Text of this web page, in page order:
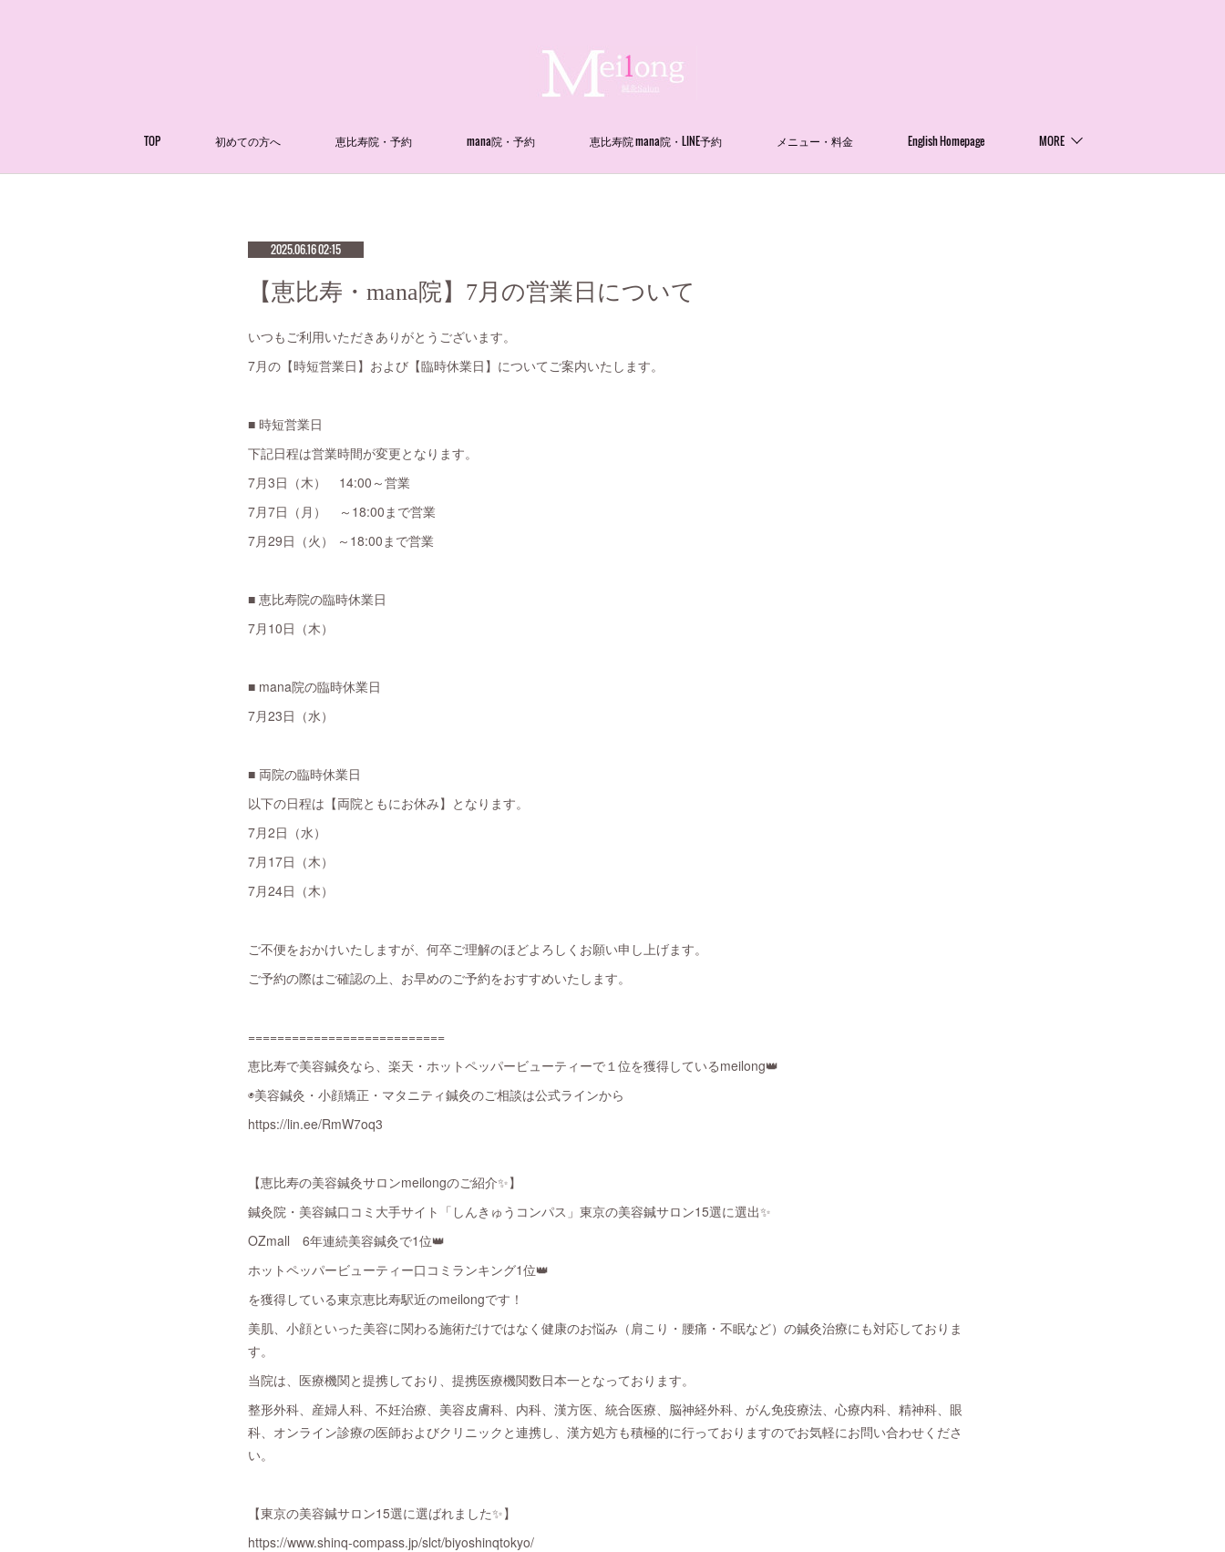
TOP 初めての方へ 恵比寿院・予約 mana院・予約 恵比寿院 mana院・LINE予約 メニュー・料金 English Homepage MORE
2025.06.16 02:15
【恵比寿・mana院】7月の営業日について
いつもご利用いただきありがとうございます。
7月の【時短営業日】および【臨時休業日】についてご案内いたします。
■ 時短営業日
下記日程は営業時間が変更となります。
7月3日（木） 14:00～営業
7月7日（月） ～18:00まで営業
7月29日（火） ～18:00まで営業
■ 恵比寿院の臨時休業日
7月10日（木）
■ mana院の臨時休業日
7月23日（水）
■ 両院の臨時休業日
以下の日程は【両院ともにお休み】となります。
7月2日（水）
7月17日（木）
7月24日（木）
ご不便をおかけいたしますが、何卒ご理解のほどよろしくお願い申し上げます。
ご予約の際はご確認の上、お早めのご予約をおすすめいたします。
===========================
恵比寿で美容鍼灸なら、楽天・ホットペッパービューティーで１位を獲得しているmeilong👑
◉美容鍼灸・小顔矯正・マタニティ鍼灸のご相談は公式ラインから
https://lin.ee/RmW7oq3
【恵比寿の美容鍼灸サロンmeilongのご紹介✨】
鍼灸院・美容鍼口コミ大手サイト「しんきゅうコンパス」東京の美容鍼サロン15選に選出✨
OZmall 6年連続美容鍼灸で1位👑
ホットペッパービューティー口コミランキング1位👑
を獲得している東京恵比寿駅近のmeilongです！
美肌、小顔といった美容に関わる施術だけではなく健康のお悩み（肩こり・腰痛・不眠など）の鍼灸治療にも対応しておりま
す。
当院は、医療機関と提携しており、提携医療機関数日本一となっております。
整形外科、産婦人科、不妊治療、美容皮膚科、内科、漢方医、統合医療、脳神経外科、がん免疫療法、心療内科、精神科、眼
科、オンライン診療の医師およびクリニックと連携し、漢方処方も積極的に行っておりますのでお気軽にお問い合わせくださ
い。
【東京の美容鍼サロン15選に選ばれました✨】
https://www.shinq-compass.jp/slct/biyoshinqtokyo/